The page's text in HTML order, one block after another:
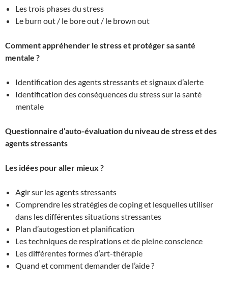
Les trois phases du stress
Le burn out / le bore out / le brown out
Comment appréhender le stress et protéger sa santé
mentale ?
Identification des agents stressants et signaux d’alerte
Identification des conséquences du stress sur la santé
mentale
Questionnaire d’auto-évaluation du niveau de stress et des
agents stressants
Les idées pour aller mieux ?
Agir sur les agents stressants
Comprendre les stratégies de coping et lesquelles utiliser
dans les différentes situations stressantes
Plan d’autogestion et planification
Les techniques de respirations et de pleine conscience
Les différentes formes d’art-thérapie
Quand et comment demander de l’aide ?